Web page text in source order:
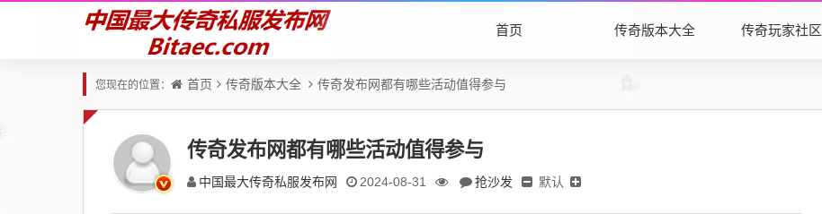
首页 传奇版本大全 传奇玩家社区
您现在的位置： 首页 传奇版本大全 传奇发布网都有哪些活动值得参与
传奇发布网都有哪些活动值得参与
中国最大传奇私服发布网 2024-08-31 抢沙发 默认